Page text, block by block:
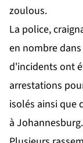
zoulous.
La police,
en nombre
d'incidents ont
arrestations
isolés ainsi que
à Johannesburg.